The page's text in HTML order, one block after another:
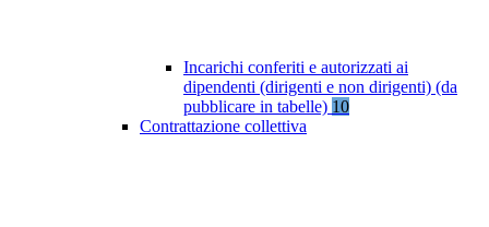
Incarichi conferiti e autorizzati ai
dipendenti (dirigenti e non dirigenti) (da
pubblicare in tabelle) 10
Contrattazione collettiva